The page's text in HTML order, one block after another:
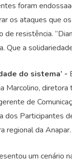
foram
os ataques que
de resistência.
Que a
do sistema’ -
Marcolino,
de
dos Participantes
regional da Anapar.
um cenário